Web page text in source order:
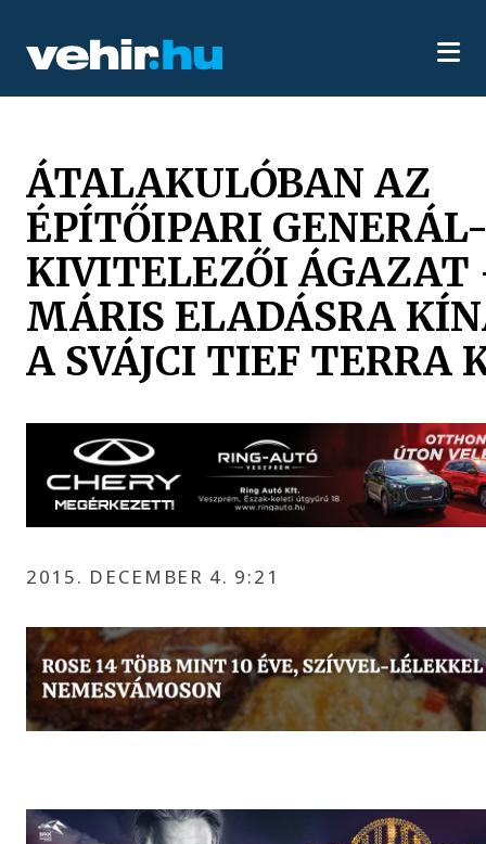
ÁTALAKULÓBAN AZ
ÉPÍTŐIPARI
KIVITELEZŐI ÁGAZAT
MÁRIS ELADÁSRA
A SVÁJCI TIEF TERRA
2015. DECEMBER 4. 9:21